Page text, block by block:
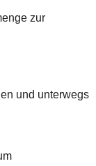
zur
und unterwegs